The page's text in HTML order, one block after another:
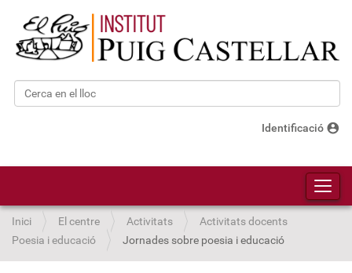
Cerca
Identificació account_circle
Inici El centre Activitats
Activitats docents
Poesia i educació
Jornades sobre poesia i educació